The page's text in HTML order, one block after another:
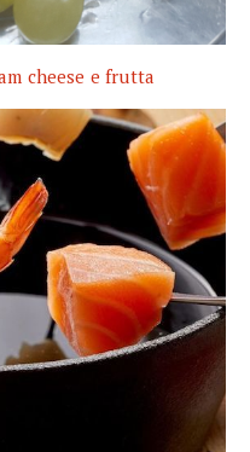
cheese e frutta